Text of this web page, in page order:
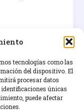
tecnologías como las
del dispositivo. El
procesar datos
únicas
puede afectar
no un jefe